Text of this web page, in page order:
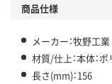
商品仕様
メーカー：牧野工業
材質/仕上：本体：
長さ(mm)：156